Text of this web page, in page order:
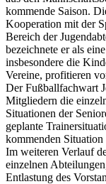
kommende Saison.
Kooperation mit der
Bereich der
bezeichnete er als
insbesondere die
Vereine, profitieren
Der Fußballfachwart
Mitgliedern die
Situationen der
geplante
kommenden Situation
Im weiteren Verlauf
einzelnen
Entlastung des